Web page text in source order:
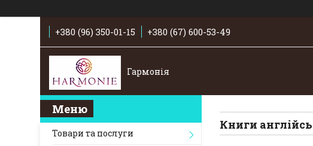
+380 (96) 350-01-15 +380 (67) 600-53-49
Гармонія
Книги
Товари та послуги